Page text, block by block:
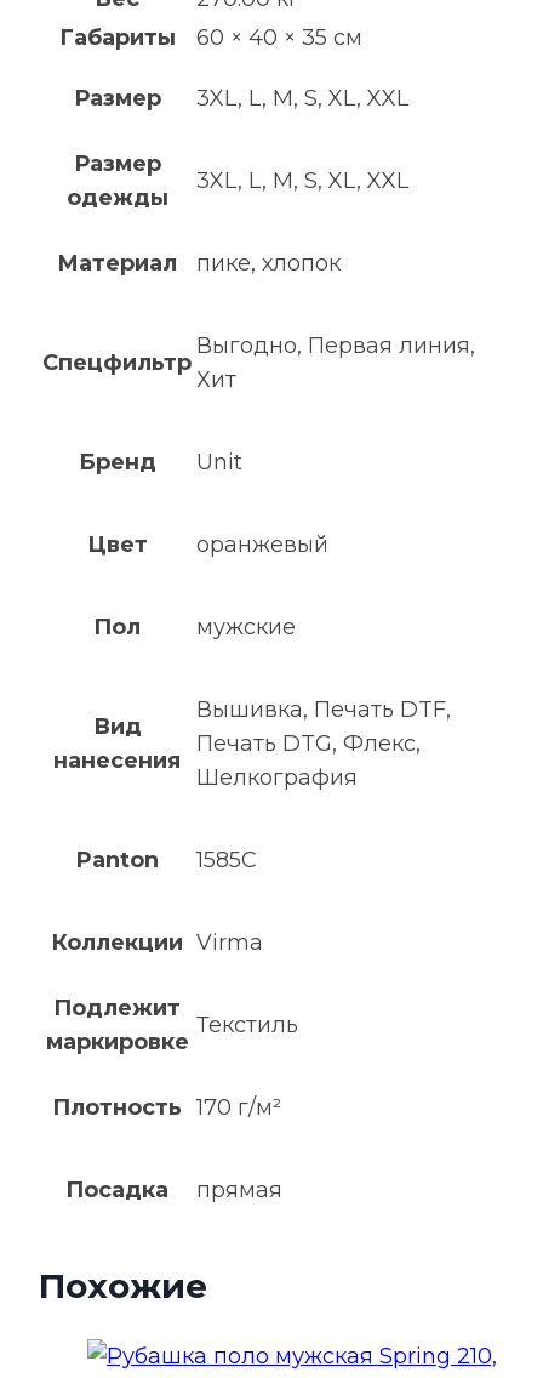
Габариты
60 × 40 × 35 см
Размер 3XL, L, M, S, XL, XXL
Размер
одежды
3XL, L, M, S, XL, XXL
Материал пике, хлопок
Спецфильтр
Выгодно, Первая линия,
Хит
Бренд Unit
Цвет оранжевый
Пол мужские
Вид
нанесения
Вышивка, Печать DTF,
Печать DTG, Флекс,
Шелкография
Panton 1585C
Коллекции Virma
Подлежит
маркировке
Текстиль
Плотность 170 г/м²
Посадка прямая
Похожие